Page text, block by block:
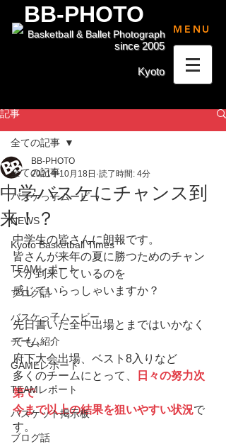
BB-PHOTO
since 2005
Basketball & Ballet Photograph
Kyoto
MENU
記事
全ての記事
バスケっ子ムービー
NEWS
Kyoto Basketball Times
TEAMレポート
ブログ話
バスケっ子ムービー
チーム紹介
GAMEレポート
TEAMレポート
バスケット掲示板
ブログ話
全ての記事
中学バスケにチャンス到
来！？
BB-PHOTO
2021年10月18日 読了時間: 4分
中学生の皆さんに朗報です。
皆さんが来年の夏に勝つためのチャン
スが到来しているのを
感じていらっしゃいますか？
先日書いた全中出場とまではいかなく
ても、
府下大会出場、ベスト8入りなど
多くのチームにとって、
日々の努力次
第で
今まで以上の結果を狙いやすい状況で
す。